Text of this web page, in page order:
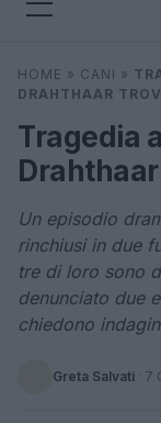
Cerca
HOME » CANI »
DRAHTHAAR
Tragedia
Un episodio
rinchiusi in due
tre di loro sono
denunciato due
chiedono
Greta Salvati · 7